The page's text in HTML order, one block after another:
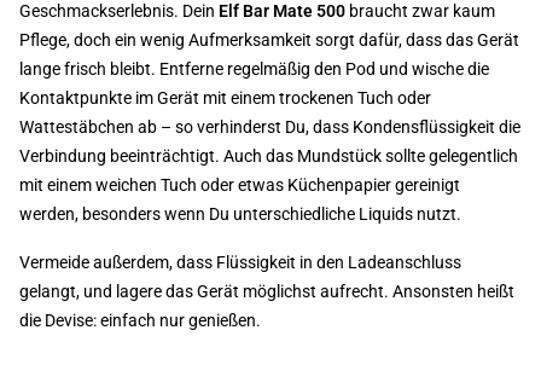
Geschmackserlebnis. Dein Elf Bar Mate 500 braucht zwar kaum
Pflege, doch ein wenig Aufmerksamkeit sorgt dafür, dass das Gerät
lange frisch bleibt. Entferne regelmäßig den Pod und wische die
Kontaktpunkte im Gerät mit einem trockenen Tuch oder
Wattestäbchen ab – so verhinderst Du, dass Kondensflüssigkeit die
Verbindung beeinträchtigt. Auch das Mundstück sollte gelegentlich
mit einem weichen Tuch oder etwas Küchenpapier gereinigt
werden, besonders wenn Du unterschiedliche Liquids nutzt.
Vermeide außerdem, dass Flüssigkeit in den Ladeanschluss
gelangt, und lagere das Gerät möglichst aufrecht. Ansonsten heißt
die Devise: einfach nur genießen.